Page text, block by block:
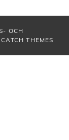
OCH
CATCH THEMES